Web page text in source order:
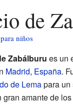
de
niños
Zabálburu es un
Madrid, España.
de Lemapara un
gran amante de